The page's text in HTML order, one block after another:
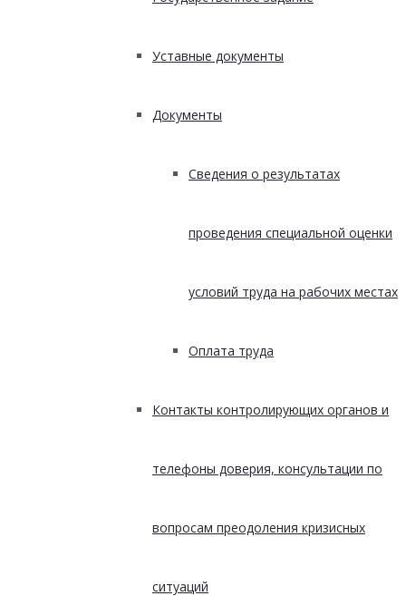
Уставные документы
Документы
Сведения о результатах
проведения специальной оценки
условий труда на рабочих местах
Оплата труда
Контакты контролирующих органов и
телефоны доверия, консультации по
вопросам преодоления кризисных
ситуаций